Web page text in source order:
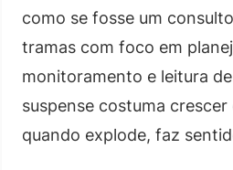
como se fosse um
tramas com foco em
monitoramento e leitura
suspense costuma crescer
quando explode, faz